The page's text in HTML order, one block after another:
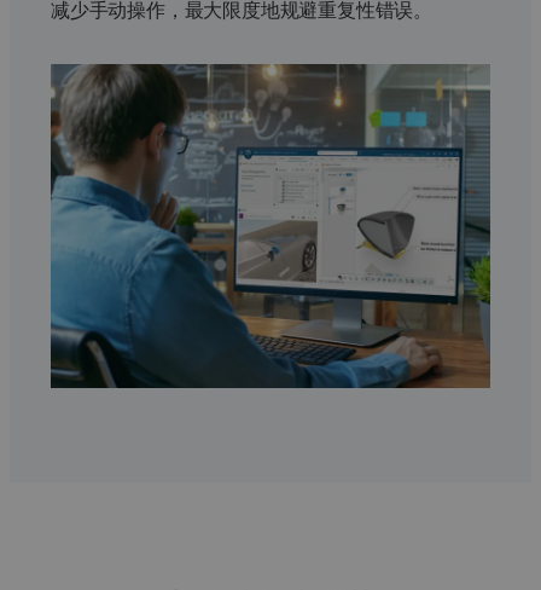
减少手动操作，最大限度地规避重复性错误。